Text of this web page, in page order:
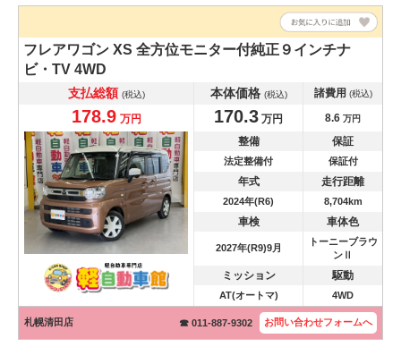
フレアワゴン XS 全方位モニター付純正９インチナ
ビ・TV 4WD
支払総額 (税込) 本体価格 (税込) 諸費用 (税込)
178.9 万円 170.3 万円 8.6 万円
整備 保証
法定整備付 保証付
年式 走行距離
2024年(R6) 8,704km
車検 車体色
2027年(R9)9月
トーニーブラウ
ンⅡ
ミッション 駆動
AT(オートマ) 4WD
札幌清田店 ☎ 011-887-9302 お問い合わせフォームへ